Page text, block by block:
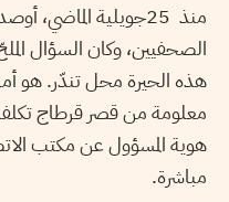
منذ 25جويلية
الصحفيين، وكان السؤال
هذه الحيرة محل تندّر. هو
معلومة من قصر قرطاج
هوية المسؤول عن مكتب
مباشرة.